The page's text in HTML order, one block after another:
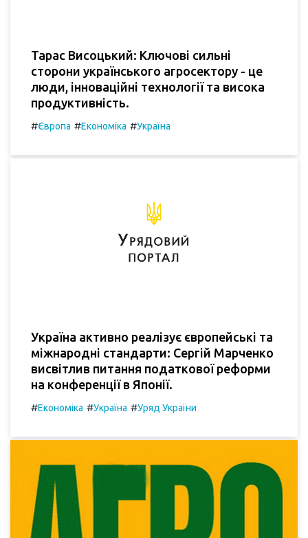
Тарас Висоцький: Ключові сильні
сторони українського агросектору - це
люди, інноваційні технології та висока
продуктивність.
#Європа #Економіка #Україна
Україна активно реалізує європейські та
міжнародні стандарти: Сергій Марченко
висвітлив питання податкової реформи
на конференції в Японії.
#Економіка #Україна #Уряд України